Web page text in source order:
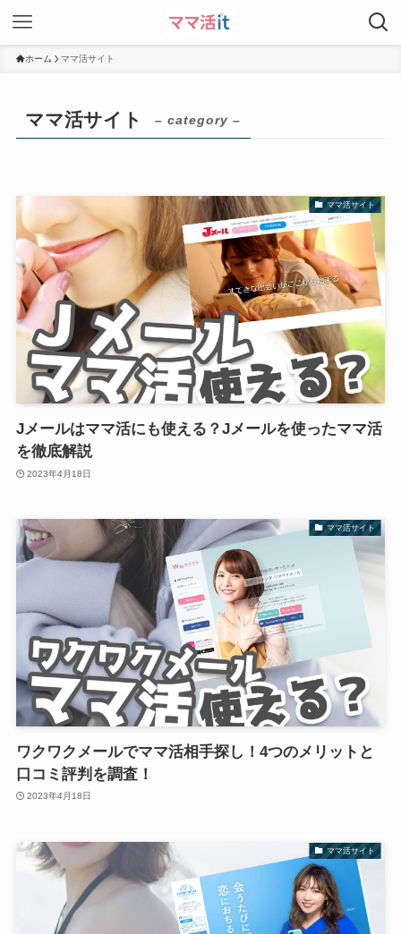
ホーム ママ活サイト
ママ活サイト – category –
ママ活サイト
Jメールはママ活にも使える？Jメールを使ったママ活
を徹底解説
2023年4月18日
ママ活サイト
ワクワクメールでママ活相手探し！4つのメリットと
口コミ評判を調査！
2023年4月18日
ママ活サイト